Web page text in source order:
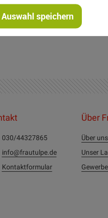
Auswahl speichern
030/44327865
info@frautulpe.de
Kontaktformular
Über
Über uns
Unser